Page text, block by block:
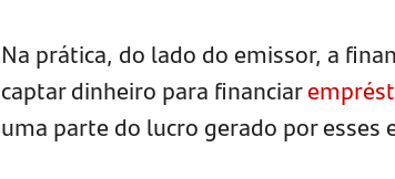
Na prática, do lado do emissor, a
captar dinheiro para financiar
uma parte do lucro gerado por esses